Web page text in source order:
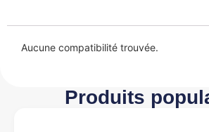
Aucune compatibilité trouvée.
Produits